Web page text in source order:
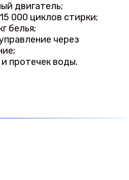
двигатель;
000 циклов стирки;
белья;
через
протечек воды.